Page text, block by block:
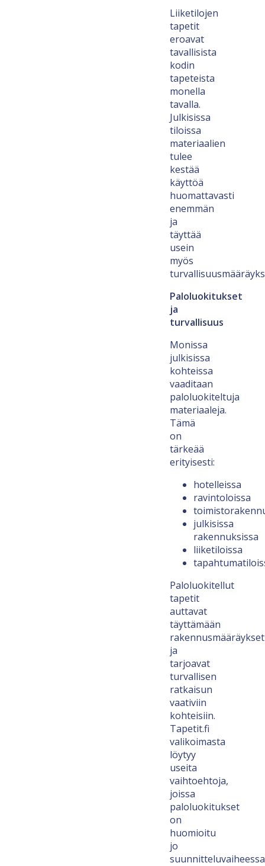
Liiketilojen
tapetit
eroavat
tavallisista
kodin
tapeteista
monella
tavalla.
Julkisissa
tiloissa
materiaalien
tulee
kestää
käyttöä
huomattavasti
enemmän
ja
täyttää
usein
myös
Paloluokitukset
ja
turvallisuus
Monissa
julkisissa
kohteissa
vaaditaan
paloluokiteltuja
materiaaleja.
Tämä
on
tärkeää
erityisesti:
hotelleissa
ravintoloissa
julkisissa
rakennuksissa
liiketiloissa
Paloluokitellut
tapetit
auttavat
täyttämään
rakennusmääräykset
ja
tarjoavat
turvallisen
ratkaisun
vaativiin
kohteisiin.
Tapetit.fi
valikoimasta
löytyy
useita
vaihtoehtoja,
joissa
paloluokitukset
on
huomioitu
jo